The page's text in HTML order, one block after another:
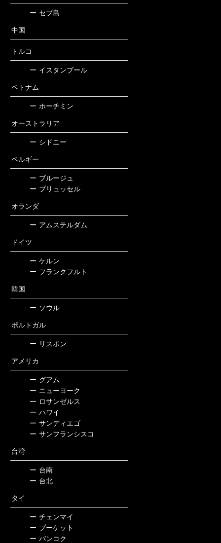
ー セブ島
中国
トルコ
ー イスタンブール
ベトナム
ー ホーチミン
オーストラリア
ー シドニー
ベルギー
ー ブルージュ
ー ブリュッセル
オランダ
ー アムステルダム
ドイツ
ー ケルン
ー フランクフルト
韓国
ー ソウル
ポルトガル
ー リスボン
アメリカ
ー グアム
ー ニューヨーク
ー ロサンゼルス
ー ハワイ
ー サンディエゴ
ー サンフランシスコ
台湾
ー 台南
ー 台北
タイ
ー チェンマイ
ー プーケット
ー バンコク